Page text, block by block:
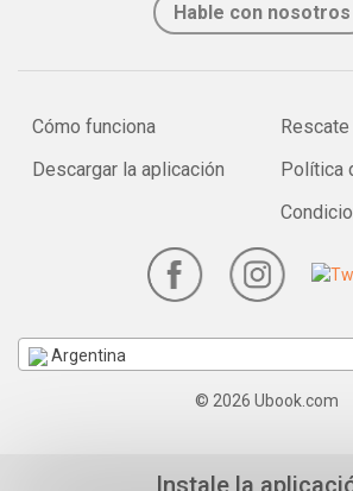
Hable con nosotros
Cómo funciona
Descargar la aplicación
Política
Argentina
© 2026 Ubook.com
Instale la